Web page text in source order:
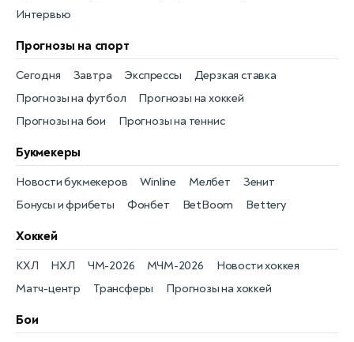
Интервью
Прогнозы на спорт
Прогнозы на футбол
Сегодня
Прогнозы на хоккей
Завтра
Прогнозы на бои
Экспрессы
Прогнозы на теннис
Дерзкая ставка
Букмекеры
Бонусы и фрибеты
Новости букмекеров
Фонбет
Winline
BetBoom
Мелбет
Bettery
Зенит
Хоккей
Новости хоккея
КХЛ
Матч-центр
НХЛ
Трансферы
ЧМ-2026
Прогнозы на хоккей
МЧМ-2026
Бои